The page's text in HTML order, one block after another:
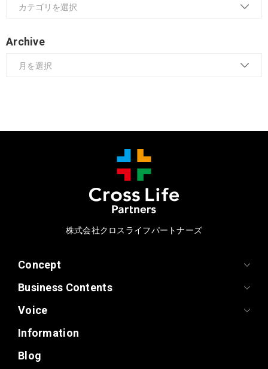
Archive
株式会社クロスライフパートナーズ
Concept
Business Contents
Voice
Information
Blog